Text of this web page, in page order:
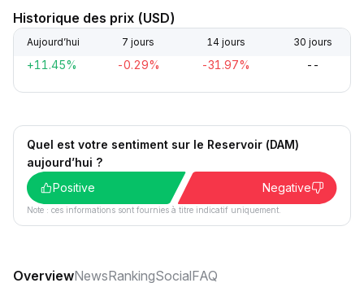
Historique des prix (USD)
Aujourd’hui 7 jours 14 jours 30 jours
+11.45% -0.29% -31.97% --
Quel est votre sentiment sur le Reservoir (DAM)
aujourd’hui ?
Positive
Negative
Note : ces informations sont fournies à titre indicatif uniquement.
OverviewNewsRankingSocialFAQ